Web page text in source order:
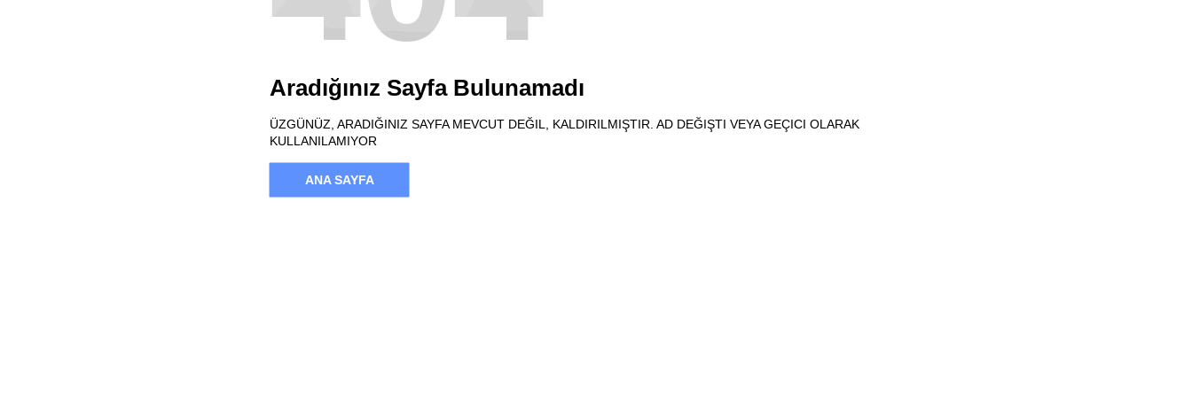
Aradığınız Sayfa Bulunamadı
ÜZGÜNÜZ, ARADIĞINIZ SAYFA MEVCUT DEĞIL, KALDIRILMIŞTIR. AD DEĞIŞTI VEYA GEÇICI OLARAK
KULLANILAMIYOR
ANA SAYFA